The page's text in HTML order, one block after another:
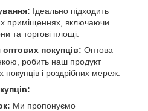
Ідеально підходить
приміщеннях, включаючи
та торгові площі.
покупців: Оптова
робить наш продукт
і роздрібних мереж.
Ми пропонуємо